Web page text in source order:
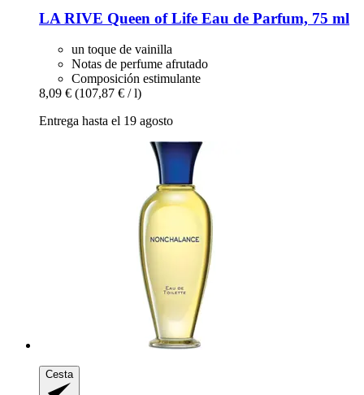
LA RIVE Queen of Life Eau de Parfum, 75 ml
un toque de vainilla
Notas de perfume afrutado
Composición estimulante
8,09 € (107,87 € / l)
Entrega hasta el 19 agosto
Cesta